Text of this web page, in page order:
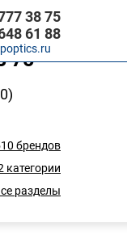
88
75
брендов
категории
разделы
38 75
61 88